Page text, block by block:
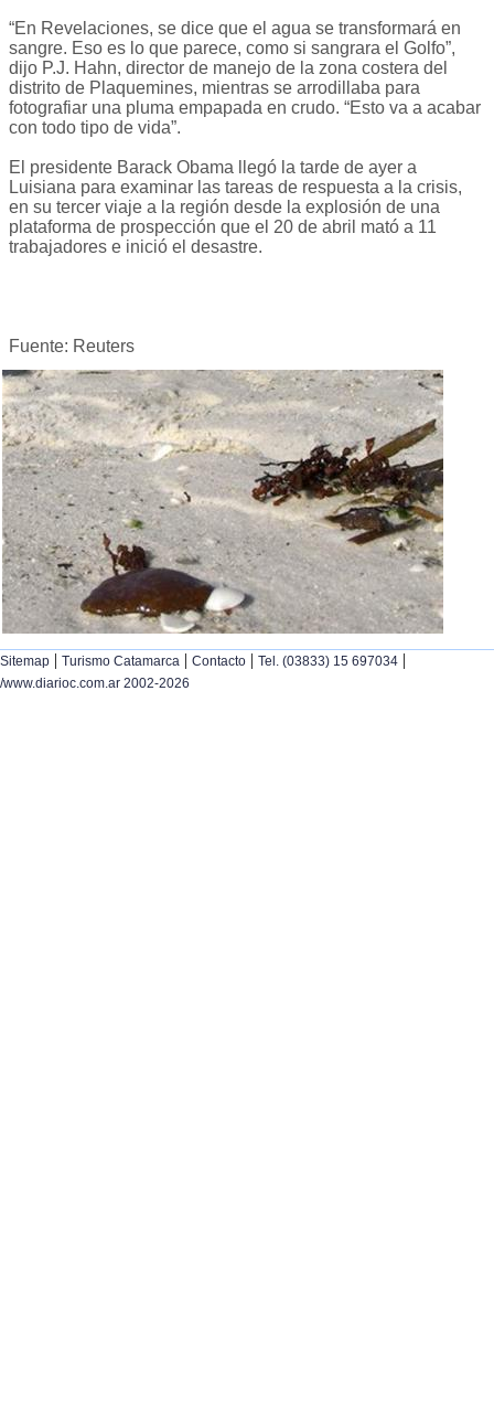
“En Revelaciones, se dice que el agua se transformará en
sangre. Eso es lo que parece, como si sangrara el Golfo”,
dijo P.J. Hahn, director de manejo de la zona costera del
distrito de Plaquemines, mientras se arrodillaba para
fotografiar una pluma empapada en crudo. “Esto va a acabar
con todo tipo de vida”.
El presidente Barack Obama llegó la tarde de ayer a
Luisiana para examinar las tareas de respuesta a la crisis,
en su tercer viaje a la región desde la explosión de una
plataforma de prospección que el 20 de abril mató a 11
trabajadores e inició el desastre.
Fuente: Reuters
Sitemap | Turismo Catamarca | Contacto | Tel. (03833) 15 697034 |
/www.diarioc.com.ar 2002-2026